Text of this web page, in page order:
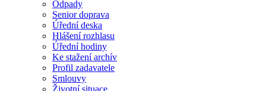
Odpady
Senior doprava
Úřední deska
Hlášení rozhlasu
Úřední hodiny
Ke stažení archív
Profil zadavatele
Smlouvy
Životní situace